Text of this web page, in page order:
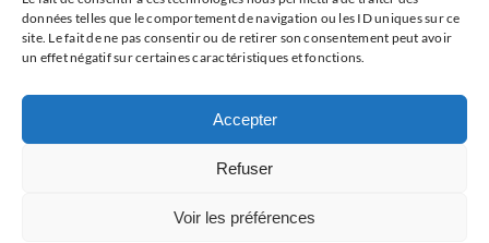
données telles que le comportement de navigation ou les ID uniques sur ce
site. Le fait de ne pas consentir ou de retirer son consentement peut avoir
un effet négatif sur certaines caractéristiques et fonctions.
Accepter
Refuser
Voir les préférences
Prière Universelle